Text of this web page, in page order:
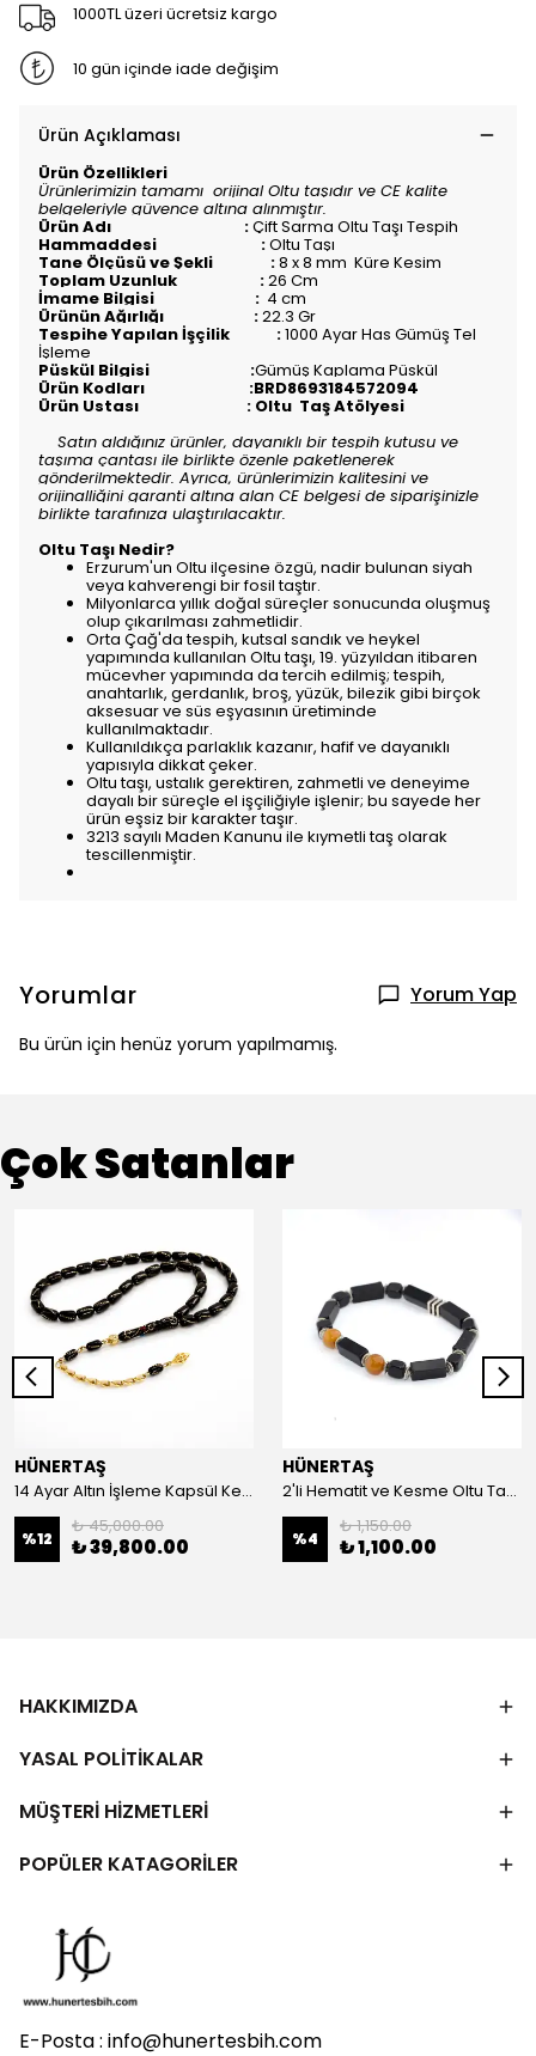
1000TL üzeri ücretsiz kargo
10 gün içinde iade değişim
Ürün Açıklaması
Ürün Özellikleri
Ürünlerimizin tamamı orijinal Oltu taşıdır ve CE kalite
belgeleriyle güvence altına alınmıştır.
Ürün Adı :Çift Sarma Oltu Taşı Tespih
Hammaddesi :Oltu Taşı
Tane Ölçüsü ve Şekli :8 x 8 mm Küre Kesim
Toplam Uzunluk :26 Cm
İmame Bilgisi : 4 cm
Ürünün Ağırlığı :22.3 Gr
Tespihe Yapılan İşçilik :1000 Ayar Has Gümüş Tel
İşleme
Püskül Bilgisi :Gümüş Kaplama Püskül
Ürün Kodları :BRD8693184572094
Ürün Ustası : Oltu Taş Atölyesi
Satın aldığınız ürünler, dayanıklı bir tespih kutusu ve
taşıma çantası ile birlikte özenle paketlenerek
gönderilmektedir. Ayrıca, ürünlerimizin kalitesini ve
orijinalliğini garanti altına alan CE belgesi de siparişinizle
birlikte tarafınıza ulaştırılacaktır.
Oltu Taşı Nedir?
Erzurum'un Oltu ilçesine özgü, nadir bulunan siyah
veya kahverengi bir fosil taştır.
Milyonlarca yıllık doğal süreçler sonucunda oluşmuş
olup çıkarılması zahmetlidir.
Orta Çağ'da tespih, kutsal sandık ve heykel
yapımında kullanılan Oltu taşı, 19. yüzyıldan itibaren
mücevher yapımında da tercih edilmiş; tespih,
anahtarlık, gerdanlık, broş, yüzük, bilezik gibi birçok
aksesuar ve süs eşyasının üretiminde
kullanılmaktadır.
Kullanıldıkça parlaklık kazanır, hafif ve dayanıklı
yapısıyla dikkat çeker.
Oltu taşı, ustalık gerektiren, zahmetli ve deneyime
dayalı bir süreçle el işçiliğiyle işlenir; bu sayede her
ürün eşsiz bir karakter taşır.
3213 sayılı Maden Kanunu ile kıymetli taş olarak
tescillenmiştir.
Yorumlar Yorum Yap
Bu ürün için henüz yorum yapılmamış.
Çok Satanlar
HÜNERTAŞ
14 Ayar Altın İşleme Kapsül Kesim Oltu Taşı Tespih
%12
₺ 45,000.00
₺ 39,800.00
HÜNERTAŞ
2'li Hematit ve Kesme Oltu Taşı Bileklik
%4
₺ 1,150.00
₺ 1,100.00
HAKKIMIZDA
YASAL POLİTİKALAR
MÜŞTERİ HİZMETLERİ
POPÜLER KATAGORİLER
E-Posta : info@hunertesbih.com